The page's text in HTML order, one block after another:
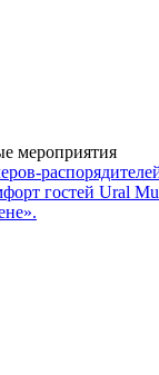
мероприятия
гостей Ural